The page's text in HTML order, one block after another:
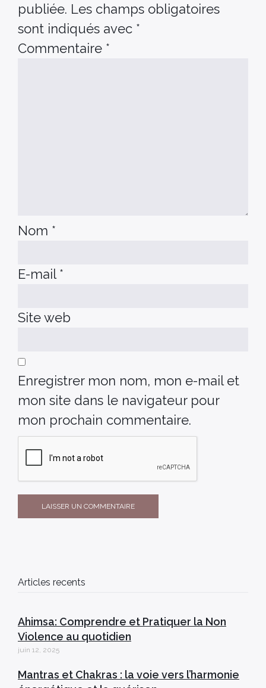
publiée. Les champs obligatoires
sont indiqués avec *
Commentaire *
Nom *
E-mail *
Site web
Enregistrer mon nom, mon e-mail et
mon site dans le navigateur pour
mon prochain commentaire.
Articles recents
Ahimsa: Comprendre et Pratiquer la Non
Violence au quotidien
juin 12, 2025
Mantras et Chakras : la voie vers l’harmonie